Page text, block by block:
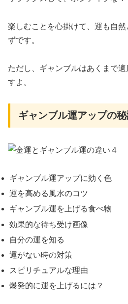
楽しむことを心掛けて、運も自
ずです。
ただし、ギャンブルはあくまで
すよ。
ギャンブル運アップの
ギャンブル運アップに効く色
運を高める風水のコツ
ギャンブル運を上げる食べ物
効果的な待ち受け画像
自分の運を知る
運がない時の対策
スピリチュアルな理由
爆発的に運を上げるには？